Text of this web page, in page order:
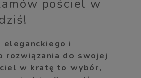
pościel w
eleganckiego i
rozwiązania do swojej
w kratę to wybór,